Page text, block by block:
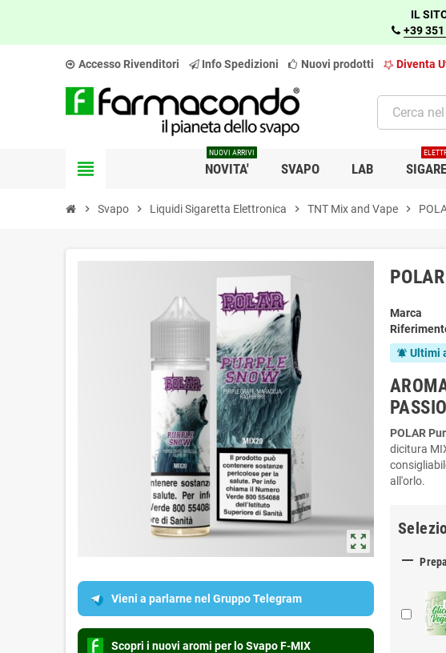
IL
+39
Accesso Rivenditori Info Spedizioni Nuovi prodotti Diventa
view_headline NOVITA'
NUOVI ARRIVI
SVAPO LAB
chevron_right Svapo chevron_right Liquidi Sigaretta Elettronica chevron_right TNT Mix and Vape chevron_right
zoom_out_map
Vieni a parlarne nel Gruppo Telegram
Scopri i nuovi aromi per lo Svapo F-MIX
Marca
notifications_active Ultimi
POLAR
dicitura
all'orlo.
